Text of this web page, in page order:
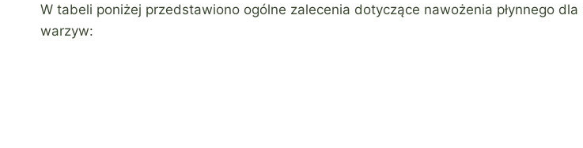
W tabeli poniżej przedstawiono ogólne zalecenia dotyczące nawożenia płynnego dla
warzyw: